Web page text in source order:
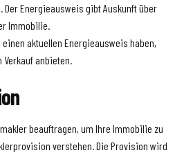
Energieausweis gibt Auskunft über
Immobilie.
aktuellen Energieausweis haben,
anbieten.
beauftragen, um Ihre Immobilie zu
verstehen. Die Provision wird